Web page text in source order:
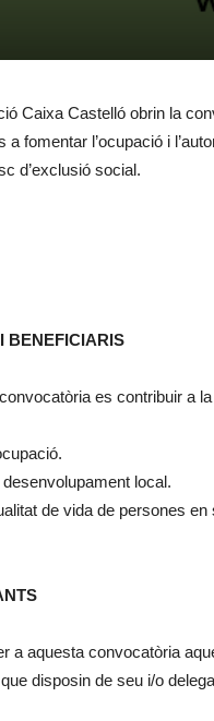
Caixa Castelló obrin la
a fomentar l’ocupació i
d’exclusió social.
BENEFICIARIS
convocatòria es contribuir a
local.
de vida de persones
a aquesta convocatòria
disposin de seu i/o